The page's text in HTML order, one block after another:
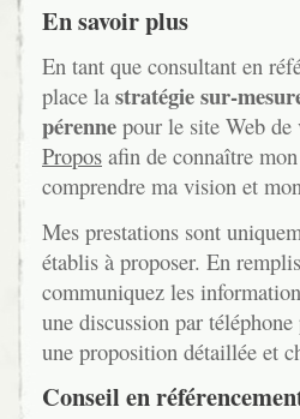
En savoir plus
En tant que consultant en
place la stratégie sur-
pérenne pour le site Web
Propos afin de connaître
comprendre ma vision et
Mes prestations sont
établis à proposer. En
communiquez les
une discussion par
une proposition détaillée et
Conseil en